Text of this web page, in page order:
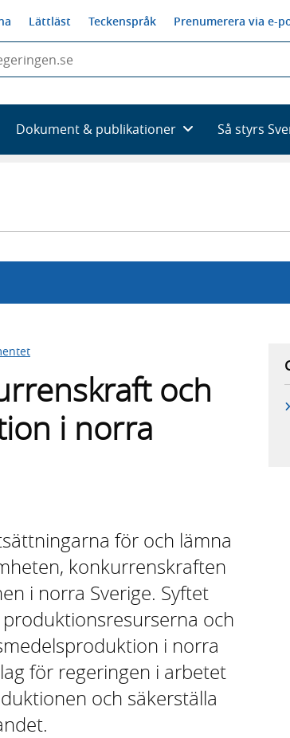
Lättläst Teckenspråk Prenumerera via e-
Dokument & publikationer Så styrs
och
i norra
för och lämna
konkurrenskraften
i norra Sverige. Syftet
och
i norra
för regeringen i arbetet
och säkerställa